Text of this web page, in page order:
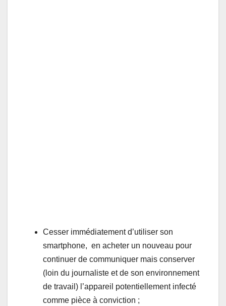
Cesser immédiatement d’utiliser son
smartphone, en acheter un nouveau pour
continuer de communiquer mais conserver
(loin du journaliste et de son environnement
de travail) l’appareil potentiellement infecté
comme pièce à conviction ;